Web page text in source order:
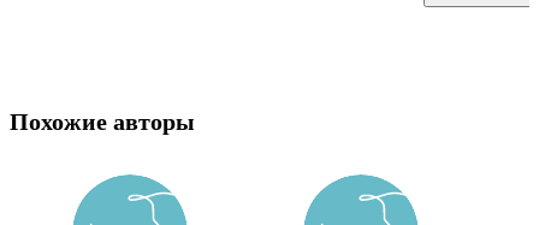
Похожие авторы